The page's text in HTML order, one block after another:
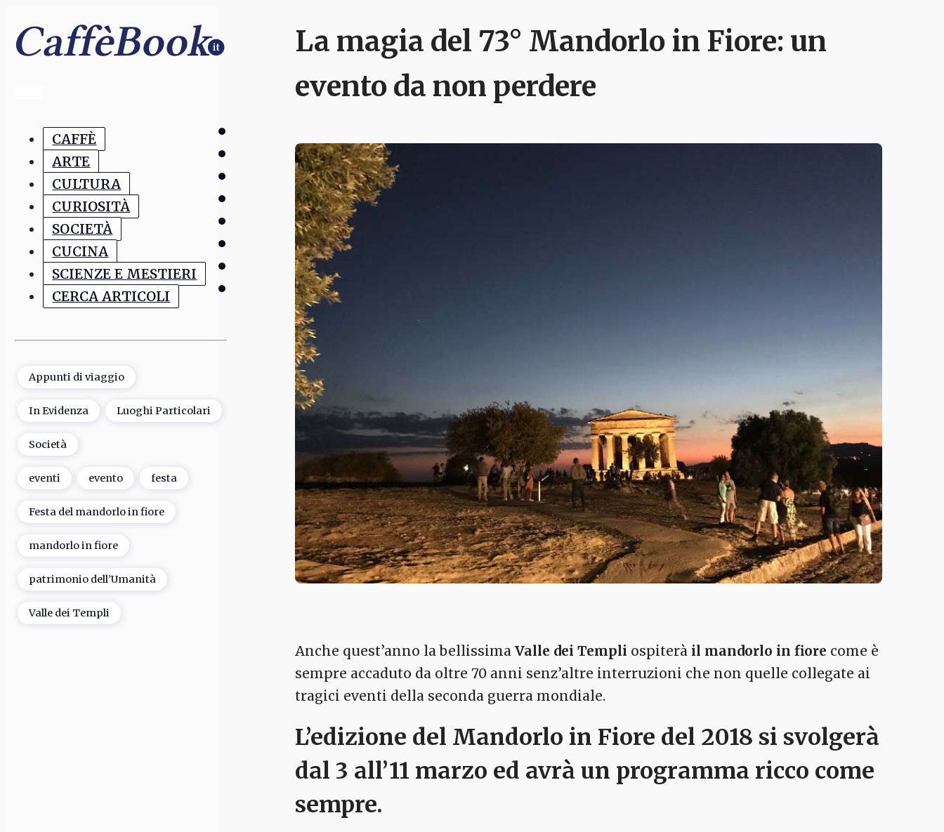
CAFFÈ
ARTE
CULTURA
CURIOSITÀ
SOCIETÀ
CUCINA
SCIENZE E MESTIERI
CERCA ARTICOLI
Appunti di viaggio
In Evidenza Luoghi Particolari
Società
eventi evento festa
Festa del mandorlo in fiore
mandorlo in fiore
patrimonio dell’Umanità
Valle dei Templi
La magia del 73° Mandorlo in Fiore: un
evento da non perdere
Anche quest’anno la bellissima Valle dei Templi ospiterà il mandorlo in fiore come è
sempre accaduto da oltre 70 anni senz’altre interruzioni che non quelle collegate ai
tragici eventi della seconda guerra mondiale.
L’edizione del Mandorlo in Fiore del 2018 si svolgerà
dal 3 all’11 marzo ed avrà un programma ricco come
sempre.